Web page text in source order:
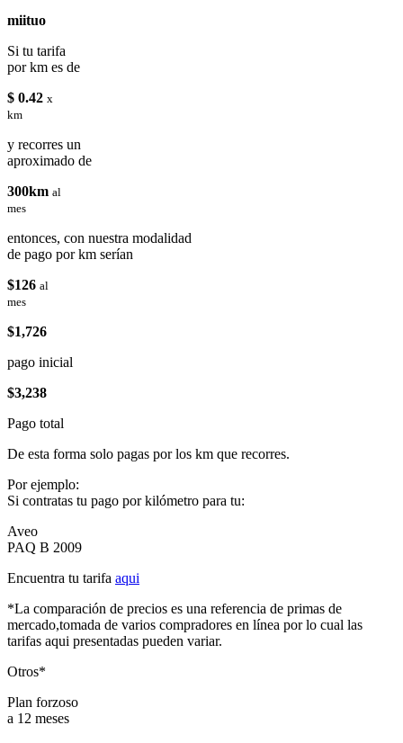
miituo
Si tu tarifa
por km es de
$ 0.42 x
km
y recorres un
aproximado de
300km al
mes
entonces, con nuestra modalidad
de pago por km serían
$126 al
mes
$1,726
pago inicial
$3,238
Pago total
De esta forma solo pagas por los km que recorres.
Por ejemplo:
Si contratas tu pago por kilómetro para tu:
Aveo
PAQ B 2009
Encuentra tu tarifa aqui
*La comparación de precios es una referencia de primas de
mercado,tomada de varios compradores en línea por lo cual las
tarifas aqui presentadas pueden variar.
Otros*
Plan forzoso
a 12 meses